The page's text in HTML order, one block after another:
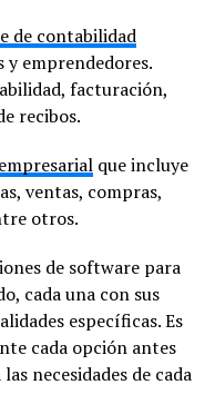
de contabilidad
y emprendedores.
facturación,
recibos.
que incluye
ventas, compras,
otros.
de software para
cada una con sus
específicas. Es
cada opción antes
necesidades de cada